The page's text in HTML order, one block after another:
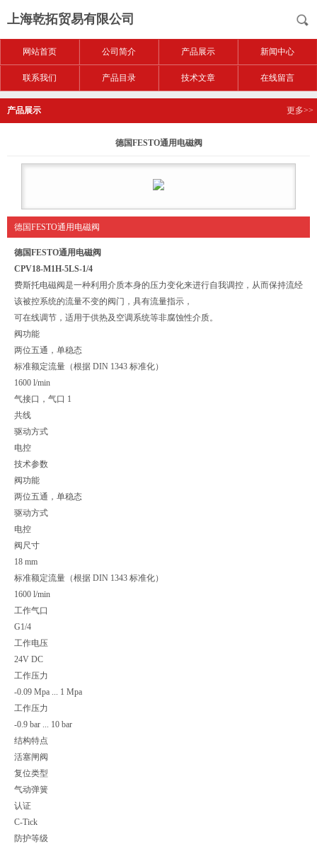
上海乾拓贸易有限公司
网站首页 公司简介 产品展示 新闻中心
联系我们 产品目录 技术文章 在线留言
产品展示 更多>>
德国FESTO通用电磁阀
德国FESTO通用电磁阀
德国FESTO通用电磁阀
CPV18-M1H-5LS-1/4
费斯托电磁阀是一种利用介质本身的压力变化来进行自我调控，从而保持流经
该被控系统的流量不变的阀门，具有流量指示，
可在线调节，适用于供热及空调系统等非腐蚀性介质。
阀功能
两位五通，单稳态
标准额定流量（根据 DIN 1343 标准化）
1600 l/min
气接口，气口 1
共线
驱动方式
电控
技术参数
阀功能
两位五通，单稳态
驱动方式
电控
阀尺寸
18 mm
标准额定流量（根据 DIN 1343 标准化）
1600 l/min
工作气口
G1/4
工作电压
24V DC
工作压力
-0.09 Mpa ... 1 Mpa
工作压力
-0.9 bar ... 10 bar
结构特点
活塞闸阀
复位类型
气动弹簧
认证
C-Tick
防护等级